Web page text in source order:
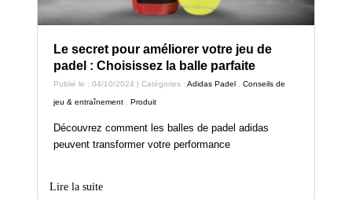
Le secret pour améliorer votre jeu de
padel : Choisissez la balle parfaite
Publié le : 04/10/2024 | Catégories :Adidas Padel ,Conseils de
jeu & entraînement ,Produit
Découvrez comment les balles de padel adidas
peuvent transformer votre performance
Lire la suite